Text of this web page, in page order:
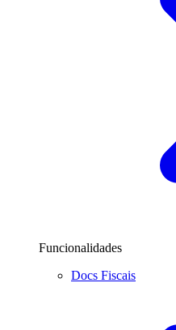
Funcionalidades
Docs Fiscais